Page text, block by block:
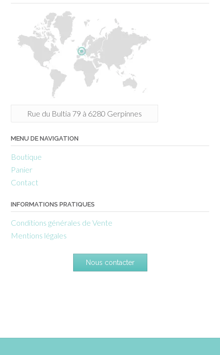
Rue du Bultia 79 à 6280 Gerpinnes
MENU DE NAVIGATION
Boutique
Panier
Contact
INFORMATIONS PRATIQUES
Conditions générales de Vente
Mentions légales
Nous contacter